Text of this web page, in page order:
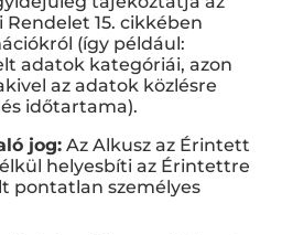
15. cikkében
(így például:
adatok kategóriái, azon
az adatok közlésre
időtartama).
jog: Az Alkusz az Érintett
helyesbíti az Érintettre
pontatlan személyes